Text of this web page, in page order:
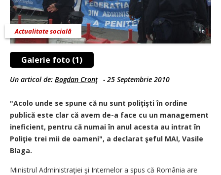
Galerie foto (1)
Actualitate socială
Un articol de: Bogdan Cronţ - 25 Septembrie 2010
"Acolo unde se spune că nu sunt poliţişti în ordine
publică este clar că avem de-a face cu un management
ineficient, pentru că numai în anul acesta au intrat în
Poliţie trei mii de oameni", a declarat şeful MAI, Vasile
Blaga.
Ministrul Administraţiei şi Internelor a spus că România are